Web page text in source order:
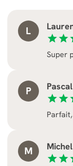
L
starstar
Super
P
starstar
M
starstar